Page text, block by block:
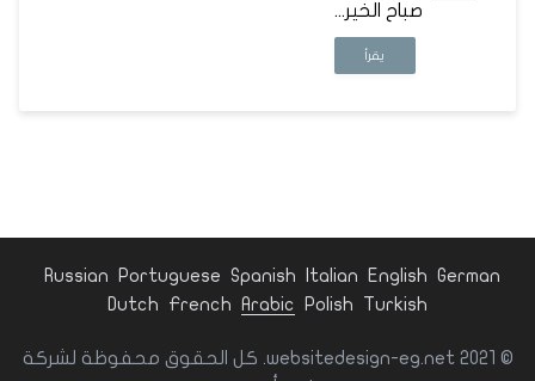
صباح الخير...
يقرأ
German
English
Italian
Spanish
Portuguese
Russian
Turkish
Polish
Arabic
French
Dutch
© websitedesign-eg.net 2021. كل الحقوق محفوظة لشركة